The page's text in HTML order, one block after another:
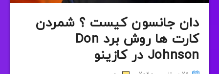
دان جانسون کیست ؟ شمردن
کارت ها روش برد Don
Johnson در کازینو